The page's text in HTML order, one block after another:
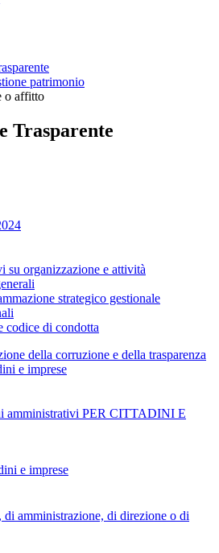
patrimonio
o affitto
Trasparente
su organizzazione e attività
strategico gestionale
codice di condotta
della corruzione e della trasparenza
e imprese
amministrativi PER CITTADINI E
e imprese
amministrazione, di direzione o di